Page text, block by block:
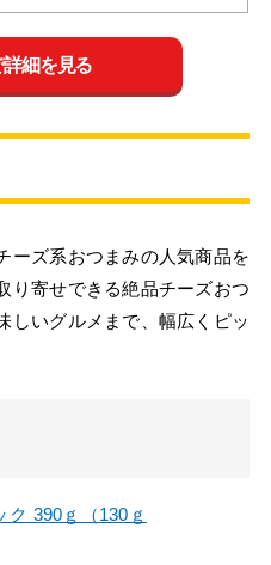
細を見る
ーズ系おつまみの人気商品を
り寄せできる絶品チーズおつ
しいグルメまで、幅広くピッ